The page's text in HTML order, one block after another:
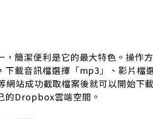
簡潔便利是它的最大特色。操作
下載音訊檔選擇「mp3」、影片檔
網站成功截取檔案後就可以開始下
的Dropbox雲端空間。